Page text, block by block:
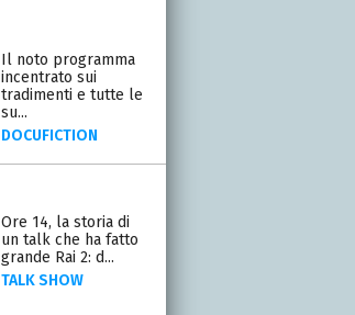
Il noto programma
incentrato sui
tradimenti e tutte le
su...
DOCUFICTION
Ore 14, la storia di
un talk che ha fatto
grande Rai 2: d...
TALK SHOW